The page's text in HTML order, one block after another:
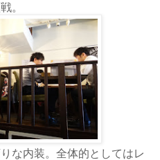
。
な内装。全体的としてはレ